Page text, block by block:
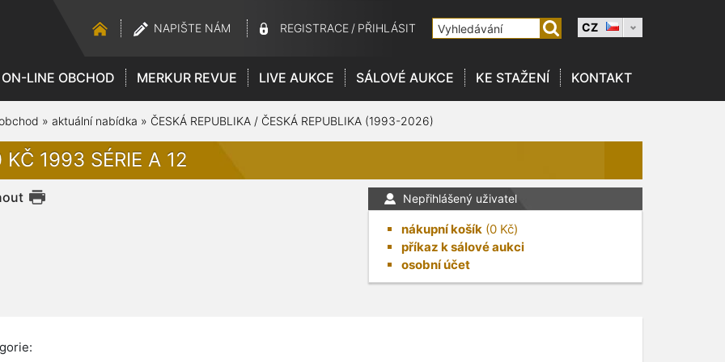
NAPIŠTE NÁM REGISTRACE / PŘIHLÁSIT CZ
ON-LINE OBCHOD MERKUR REVUE LIVE AUKCE SÁLOVÉ AUKCE KE STAŽENÍ KONTAKT
» aktuální nabídka » ČESKÁ REPUBLIKA / ČESKÁ REPUBLIKA (1993-2026)
KČ 1993 SÉRIE A 12
Nepřihlášený uživatel
nákupní košík (0 Kč)
příkaz k sálové aukci
osobní účet